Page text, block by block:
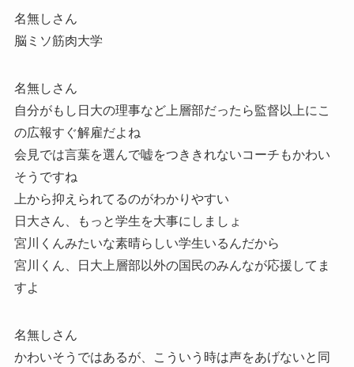
名無しさん
脳ミソ筋肉大学
名無しさん
自分がもし日大の理事など上層部だったら監督以上にこ
の広報すぐ解雇だよね
会見では言葉を選んで嘘をつききれないコーチもかわい
そうですね
上から抑えられてるのがわかりやすい
日大さん、もっと学生を大事にしましょ
宮川くんみたいな素晴らしい学生いるんだから
宮川くん、日大上層部以外の国民のみんなが応援してま
すよ
名無しさん
かわいそうではあるが、こういう時は声をあげないと同